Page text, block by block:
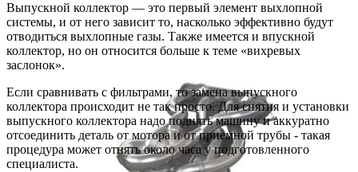
Выпускной коллектор — это первый элемент выхлопной
системы, и от него зависит то, насколько эффективно будут
отводиться выхлопные газы. Также имеется и впускной
коллектор, но он относится больше к теме «вихревых
заслонок».
Если сравнивать с фильтрами, то замена выпускного
коллектора происходит не так просто. Для снятия и установки
выпускного коллектора надо поднять машину и аккуратно
отсоединить деталь от мотора и от приемной трубы - такая
процедура может отнять около часа у подготовленного
специалиста.